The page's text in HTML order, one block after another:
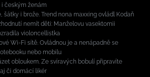
českým ženám
šátky i brože. Trend nona maxxing ovládl Kodaň
nemít děti: Manželovu vasektomii
violoncellistka
Wi-Fi sítě. Ovládnou je a nenápadně se
nebo mobilu
obloukem. Ze svíravých bobulí připravíte
či domácí likér